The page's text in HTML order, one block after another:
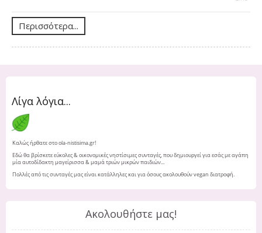
Περισσότερα...
Λίγα λόγια...
Καλώς ήρθατε στο ola-nistisima.gr!
Εδώ θα βρίσκετε εύκολες & οικονομικές νηστίσιμες συνταγές, που δημιουργεί για εσάς με αγάπη
μία αυτοδίδακτη μαγείρισσα & μαμά τριών μικρών παιδιών...
Πολλές από τις συνταγές μας είναι κατάλληλες και για όσους ακολουθούν vegan διατροφή.
Ακολουθήστε μας!